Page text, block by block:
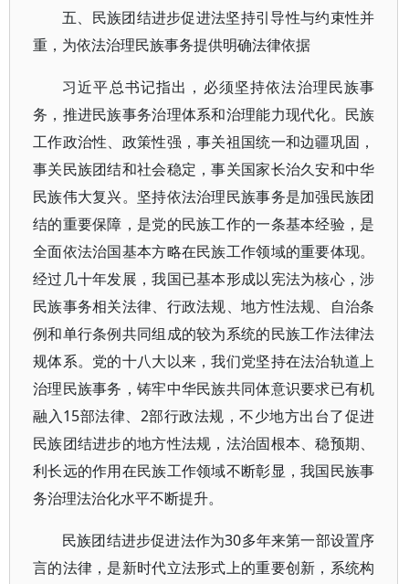
五、民族团结进步促进法坚持引导性与约束性并
重，为依法治理民族事务提供明确法律依据
习近平总书记指出，必须坚持依法治理民族事
务，推进民族事务治理体系和治理能力现代化。民族
工作政治性、政策性强，事关祖国统一和边疆巩固，
事关民族团结和社会稳定，事关国家长治久安和中华
民族伟大复兴。坚持依法治理民族事务是加强民族团
结的重要保障，是党的民族工作的一条基本经验，是
全面依法治国基本方略在民族工作领域的重要体现。
经过几十年发展，我国已基本形成以宪法为核心，涉
民族事务相关法律、行政法规、地方性法规、自治条
例和单行条例共同组成的较为系统的民族工作法律法
规体系。党的十八大以来，我们党坚持在法治轨道上
治理民族事务，铸牢中华民族共同体意识要求已有机
融入15部法律、2部行政法规，不少地方出台了促进
民族团结进步的地方性法规，法治固根本、稳预期、
利长远的作用在民族工作领域不断彰显，我国民族事
务治理法治化水平不断提升。
民族团结进步促进法作为30多年来第一部设置序
言的法律，是新时代立法形式上的重要创新，系统构